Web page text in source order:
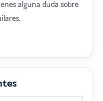
alguna duda sobre